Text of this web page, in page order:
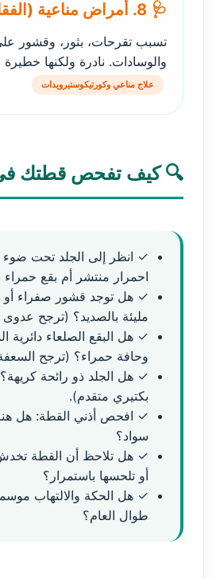
🩺 8. أمراض مناعية (الفقاع، الذئبة)
تسبب تقرحات، بثور، وقشور على
والوسادات. نادرة ولكنها
علاج مناعي وكورتيكوستيرويدات
🔍 كيف تفحص قطتك
✓ انظر إلى الجلد تحت
احمرار منتشر أم بقع حمراء
✓ هل توجد قشور صفراء أو
مليئة بالصديد؟ (ترجح عدوى
✓ هل البقع الصلعاء دائرية
وحافة حمراء؟ (ترجح
✓ هل الجلد ذو رائحة
بكتيري متقدم).
✓ افحص أذني القطة: هل
سواد؟
✓ هل تلاحظ أن القطة
أو تلحسها باستمرار؟
✓ هل الحكة والالتهاب
طوال العام؟